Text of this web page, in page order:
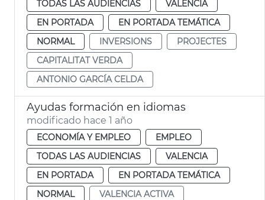
TODAS LAS AUDIENCIAS
VALENCIA
EN PORTADA
EN PORTADA TEMÁTICA
NORMAL
INVERSIONS
PROJECTES
CAPITALITAT VERDA
ANTONIO GARCÍA CELDA
Ayudas formación en idiomas
modificado hace 1 año
ECONOMÍA Y EMPLEO
EMPLEO
TODAS LAS AUDIENCIAS
VALENCIA
EN PORTADA
EN PORTADA TEMÁTICA
NORMAL
VALENCIA ACTIVA